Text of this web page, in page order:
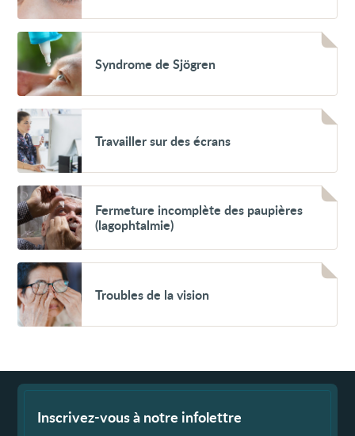
Voir
Syndrome
de
Sjögren
Syndrome de Sjögren
Voir
Travailler
sur
des
écrans
Travailler sur des écrans
Voir
Fermeture
incomplète
des
paupières
Fermeture incomplète des paupières
(lagophtalmie)
Voir
Troubles
de
la
vision
Troubles de la vision
Inscrivez-vous à notre infolettre